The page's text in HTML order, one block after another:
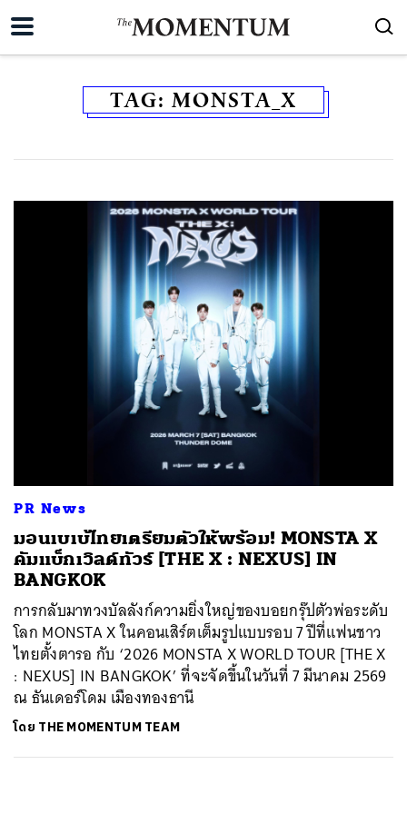
TAG: MONSTA_X
PR News
มอนเบเบ้ไทยเตรียมตัวให้พร้อม! MONSTA X
คัมแบ็กเวิลด์ทัวร์ [THE X : NEXUS] IN
BANGKOK
การกลับมาทวงบัลลังก์ความยิ่งใหญ่ของบอยกรุ๊ปตัวพ่อระดับ
โลก MONSTA X ในคอนเสิร์ตเต็มรูปแบบรอบ 7 ปีที่แฟนชาว
ไทยตั้งตารอ กับ ‘2026 MONSTA X WORLD TOUR [THE X
: NEXUS] IN BANGKOK’ ที่จะจัดขึ้นในวันที่ 7 มีนาคม 2569
ณ ธันเดอร์โดม เมืองทองธานี
โดย THE MOMENTUM TEAM